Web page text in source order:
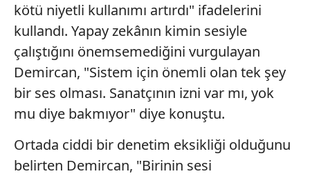
kötü niyetli kullanımı artırdı" ifadelerini
kullandı. Yapay zekânın kimin sesiyle
çalıştığını önemsemediğini vurgulayan
Demircan, "Sistem için önemli olan tek şey
bir ses olması. Sanatçının izni var mı, yok
mu diye bakmıyor" diye konuştu.
Ortada ciddi bir denetim eksikliği olduğunu
belirten Demircan, "Birinin sesi